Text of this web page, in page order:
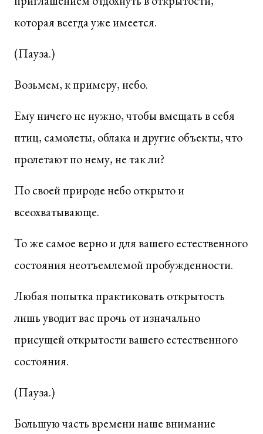
которая всегда уже имеется.
(Пауза.)
Возьмем, к примеру, небо.
Ему ничего не нужно, чтобы вмещать в себя
птиц, самолеты, облака и другие объекты, что
пролетают по нему, не так ли?
По своей природе небо открыто и
всеохватывающе.
То же самое верно и для вашего естественного
состояния неотъемлемой пробужденности.
Любая попытка практиковать открытость
лишь уводит вас прочь от изначально
присущей открытости вашего естественного
состояния.
(Пауза.)
Большую часть времени наше внимание